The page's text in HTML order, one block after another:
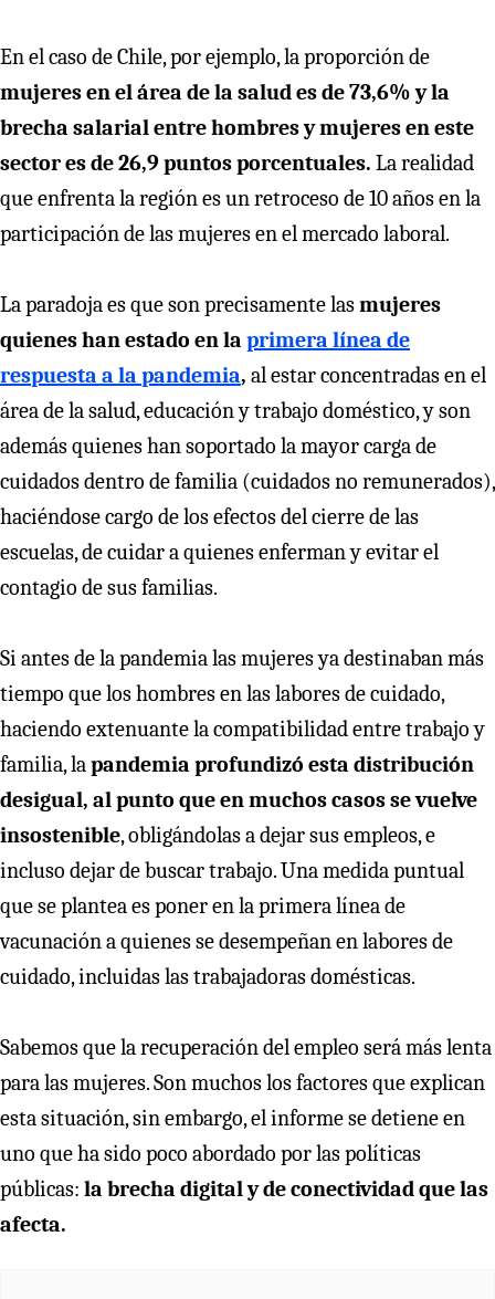
En el caso de Chile, por ejemplo, la proporción de
mujeres en el área de la salud es de 73,6% y la
brecha salarial entre hombres y mujeres en este
sector es de 26,9 puntos porcentuales. La realidad
que enfrenta la región es un retroceso de 10 años en la
participación de las mujeres en el mercado laboral.
La paradoja es que son precisamente lasmujeres
quienes han estado en la primera línea de
respuesta a la pandemia, al estar concentradas en el
área de la salud, educación y trabajo doméstico, y son
además quienes han soportado la mayor carga de
cuidados dentro de familia (cuidados no remunerados),
haciéndose cargo de los efectos del cierre de las
escuelas, de cuidar a quienes enferman y evitar el
contagio de sus familias.
Si antes de la pandemia las mujeres ya destinaban más
tiempo que los hombres en las labores de cuidado,
haciendo extenuante la compatibilidad entre trabajo y
familia, lapandemia profundizó esta distribución
desigual, al punto que en muchos casos se vuelve
insostenible, obligándolas a dejar sus empleos, e
incluso dejar de buscar trabajo. Una medida puntual
que se plantea es poner en la primera línea de
vacunación a quienes se desempeñan en labores de
cuidado, incluidas las trabajadoras domésticas.
Sabemos que la recuperación del empleo será más lenta
para las mujeres. Son muchos los factores que explican
esta situación, sin embargo, el informe se detiene en
uno que ha sido poco abordado por las políticas
públicas: la brecha digital y de conectividad que las
afecta.